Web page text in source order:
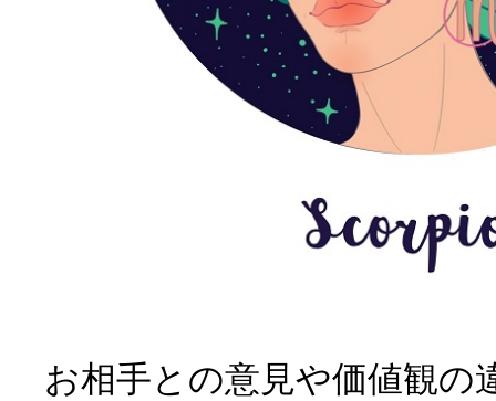
お相手との意見や価値観の